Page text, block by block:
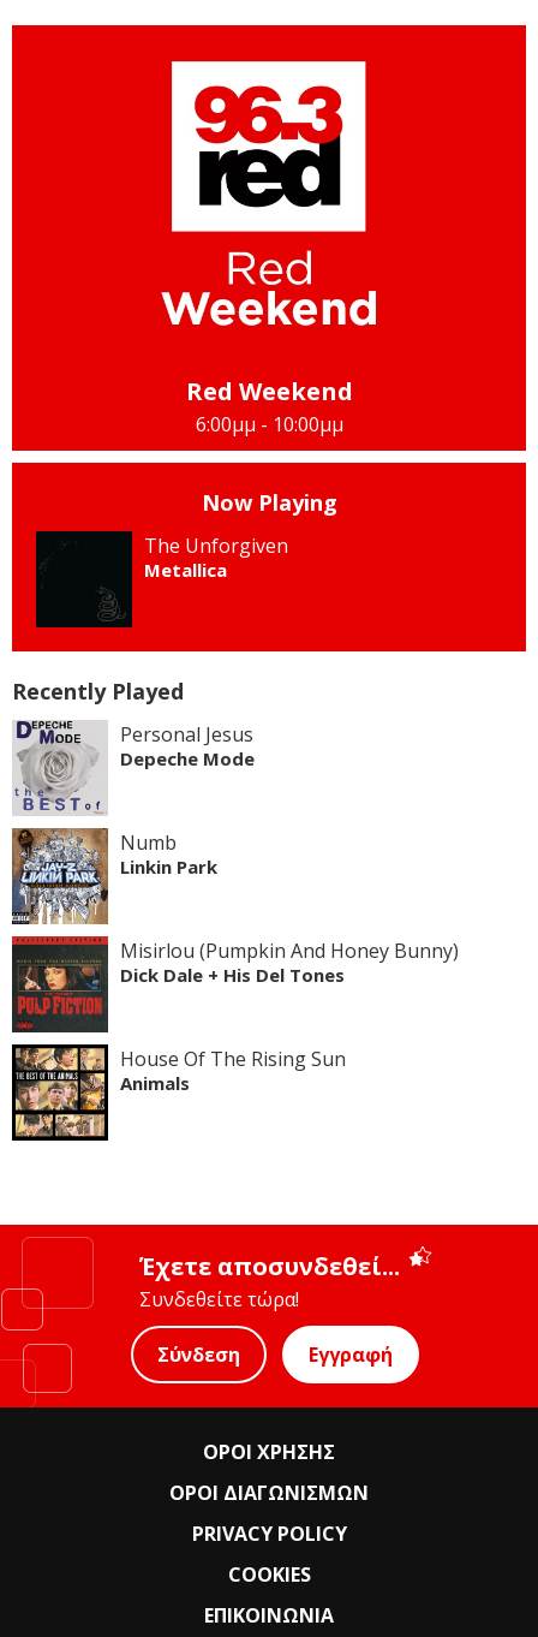
Red Weekend
6:00μμ - 10:00μμ
Now Playing
The Unforgiven
Metallica
Recently Played
Personal Jesus
Depeche Mode
Numb
Linkin Park
Misirlou (Pumpkin And Honey Bunny)
Dick Dale + His Del Tones
House Of The Rising Sun
Animals
Έχετε αποσυνδεθεί...
Συνδεθείτε τώρα!
Σύνδεση Εγγραφή
ΟΡΟΙ ΧΡΗΣΗΣ
ΟΡΟΙ ΔΙΑΓΩΝΙΣΜΩΝ
PRIVACY POLICY
COOKIES
ΕΠΙΚΟΙΝΩΝΙΑ